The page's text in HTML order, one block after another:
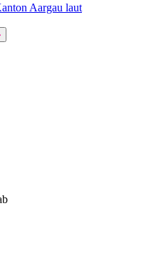
Aargau laut